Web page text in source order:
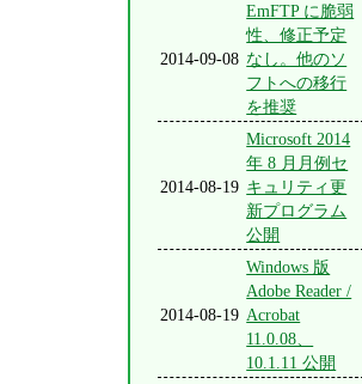
2014-09-08
EmFTP に脆弱
性、修正予定
なし。他のソ
フトへの移行
を推奨
2014-08-19
Microsoft 2014
年 8 月月例セ
キュリティ更
新プログラム
公開
2014-08-19
Windows 版
Adobe Reader /
Acrobat
11.0.08、
10.1.11 公開